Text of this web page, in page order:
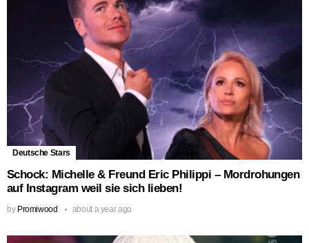
Deutsche Stars
Schock: Michelle & Freund Eric Philippi – Mordrohungen
auf Instagram weil sie sich lieben!
by Promiwood about a year ago